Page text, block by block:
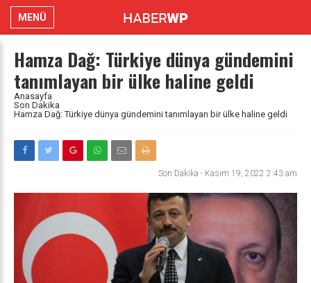
MENÜ
Hamza Dağ: Türkiye dünya gündemini
tanımlayan bir ülke haline geldi
Anasayfa
Son Dakika
Hamza Dağ: Türkiye dünya gündemini tanımlayan bir ülke haline geldi
Son Dakika - Kasım 19, 2022 2:43 am